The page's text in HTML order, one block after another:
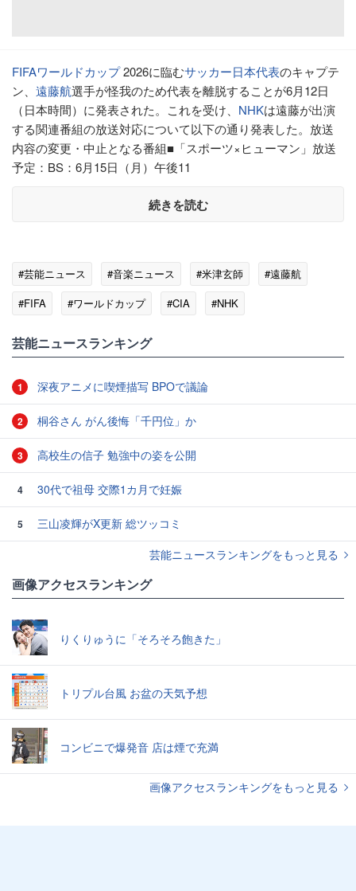
FIFAワールドカップ2026に臨むサッカー日本代表のキャプテ
ン、 遠藤航選手が怪我のため代表を離脱することが6月12日
（日本時間）に発表された。これを受け、 NHKは遠藤が出演
する関連番組の放送対応について以下の通り発表した。放送
内容の変更・中止となる番組■「スポーツ×ヒューマン」放送
予定：BS：6月15日（月）午後11
続きを読む
#芸能ニュース #音楽ニュース #米津玄師
#遠藤航
#FIFA
#ワールドカップ #CIA
#NHK
芸能ニュースランキング
1 深夜アニメに喫煙描写 BPOで議論
2 桐谷さん がん後悔「千円位」か
3 高校生の信子 勉強中の姿を公開
4 30代で祖母 交際1カ月で妊娠
5
三山凌輝がX更新 総ツッコミ
芸能ニュースランキングをもっと見る
画像アクセスランキング
りくりゅうに「そろそろ飽きた」
トリプル台風 お盆の天気予想
コンビニで爆発音 店は煙で充満
画像アクセスランキングをもっと見る